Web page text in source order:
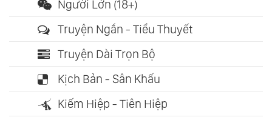
Người Lớn (18+)
Truyện Ngắn - Tiểu Thuyết
Truyện Dài Trọn Bộ
Kịch Bản - Sân Khấu
Kiếm Hiệp - Tiên Hiệp